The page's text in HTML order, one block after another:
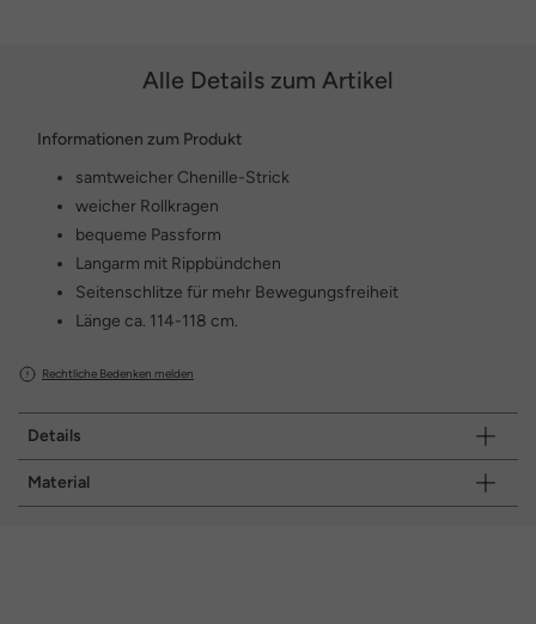
Alle Details zum Artikel
Informationen zum Produkt
samtweicher Chenille-Strick
weicher Rollkragen
bequeme Passform
Langarm mit Rippbündchen
Seitenschlitze für mehr Bewegungsfreiheit
Länge ca. 114-118 cm.
Rechtliche Bedenken melden
Details
Material